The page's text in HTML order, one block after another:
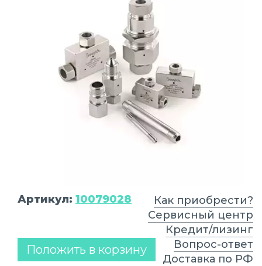
Артикул: 10079028
Положить в корзину
Как приобрести?
Сервисный центр
Кредит/лизинг
Вопрос-ответ
Доставка по РФ